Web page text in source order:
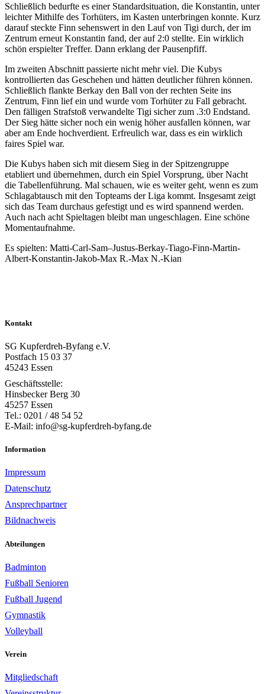
Schließlich bedurfte es einer Standardsituation, die Konstantin, unter
leichter Mithilfe des Torhüters, im Kasten unterbringen konnte. Kurz
darauf steckte Finn sehenswert in den Lauf von Tigi durch, der im
Zentrum erneut Konstantin fand, der auf 2:0 stellte. Ein wirklich
schön erspielter Treffer. Dann erklang der Pausenpfiff.
Im zweiten Abschnitt passierte nicht mehr viel. Die Kubys
kontrollierten das Geschehen und hätten deutlicher führen können.
Schließlich flankte Berkay den Ball von der rechten Seite ins
Zentrum, Finn lief ein und wurde vom Torhüter zu Fall gebracht.
Den fälligen Strafstoß verwandelte Tigi sicher zum .3:0 Endstand.
Der Sieg hätte sicher noch ein wenig höher ausfallen können, war
aber am Ende hochverdient. Erfreulich war, dass es ein wirklich
faires Spiel war.
Die Kubys haben sich mit diesem Sieg in der Spitzengruppe
etabliert und übernehmen, durch ein Spiel Vorsprung, über Nacht
die Tabellenführung. Mal schauen, wie es weiter geht, wenn es zum
Schlagabtausch mit den Topteams der Liga kommt. Insgesamt zeigt
sich das Team durchaus gefestigt und es wird spannend werden.
Auch nach acht Spieltagen bleibt man ungeschlagen. Eine schöne
Momentaufnahme.
Es spielten: Matti-Carl-Sam–Justus-Berkay-Tiago-Finn-Martin-
Albert-Konstantin-Jakob-Max R.-Max N.-Kian
Kontakt
SG Kupferdreh-Byfang e.V.
Postfach 15 03 37
45243 Essen
Geschäftsstelle:
Hinsbecker Berg 30
45257 Essen
Tel.: 0201 / 48 54 52
E-Mail: info@sg-kupferdreh-byfang.de
Information
Impressum
Datenschutz
Ansprechpartner
Bildnachweis
Abteilungen
Badminton
Fußball Senioren
Fußball Jugend
Gymnastik
Volleyball
Verein
Mitgliedschaft